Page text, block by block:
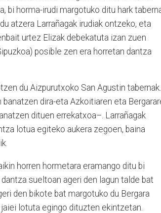
bi horma-irudi margotuko ditu hark
atzera Larrañagak irudiak ontzeko, eta
urtez Elizak debekatuta izan zuen
posible zen era horretan dantza
du Aizpurutxoko San Agustin tabernak.
dira-eta Azkoitiaren eta
dituen errekatxoa–. Larrañagak
lotua egiteko aukera zegoen, baina
horren hormetara eramango ditu bi
sueltoan ageri den lagun talde bat
den bikote bat margotuko du Bergara
lotuta egingo dituzten ekintzetan.